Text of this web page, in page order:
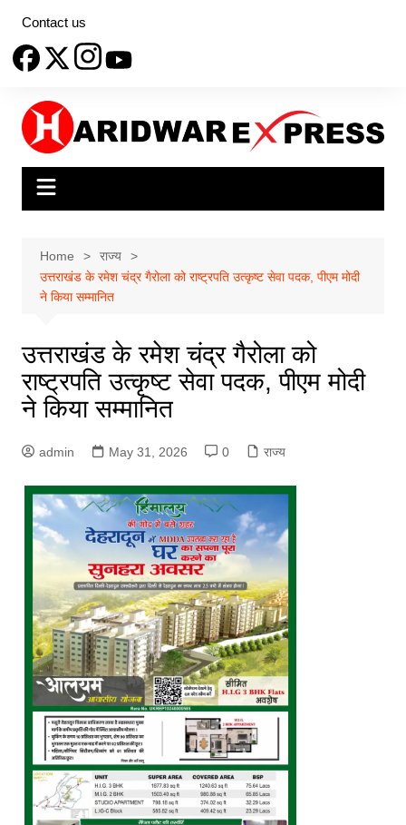
content
Contact us
Home
राज्य
उत्तराखंड के रमेश चंद्र गैरोला को राष्ट्रपति उत्कृष्ट सेवा पदक, पीएम मोदी
ने किया सम्मानित
उत्तराखंड के रमेश चंद्र गैरोला को
राष्ट्रपति उत्कृष्ट सेवा पदक, पीएम मोदी
ने किया सम्मानित
admin May 31, 2026 0 राज्य